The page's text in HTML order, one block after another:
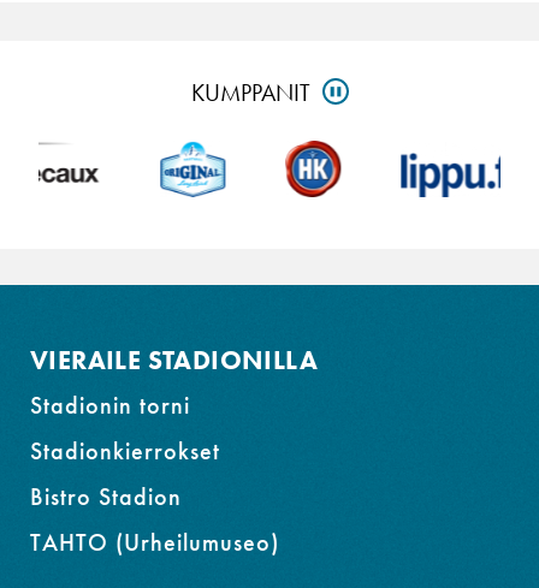
siirry
KUMPPANIT
VIERAILE STADIONILLA
Stadionin torni
Stadionkierrokset
Bistro Stadion
TAHTO (Urheilumuseo)